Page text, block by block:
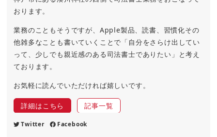
おります。
業務のこともそうですが、Apple製品、読書、習慣化その
他雑多なことも書いていくことで「自分をさらけ出してい
って、少しでも親近感のある司法書士でありたい」と考え
ております。
お気軽に読んでいただければ嬉しいです。
詳細はこちら 記事一覧
Twitter Facebook